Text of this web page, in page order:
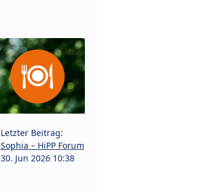
Letzter Beitrag:
Sophia – HiPP Forum
30. Jun 2026 10:38